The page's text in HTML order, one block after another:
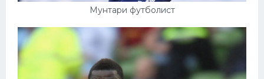
Мунтари футболист